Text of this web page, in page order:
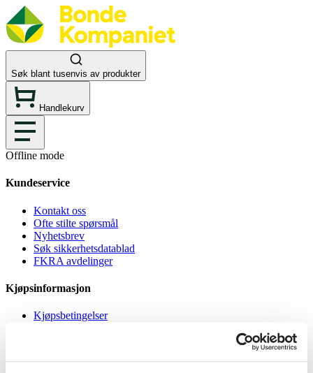
Søk blant tusenvis av produkter
Handlekurv
Offline mode
Kundeservice
Kontakt oss
Ofte stilte spørsmål
Nyhetsbrev
Søk sikkerhetsdatablad
FKRA avdelinger
Kjøpsinformasjon
Kjøpsbetingelser
Informasjonskapsler